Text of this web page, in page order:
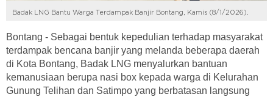
Badak LNG Bantu Warga Terdampak Banjir Bontang, Kamis (8/1/2026).
Bontang - Sebagai bentuk kepedulian terhadap masyarakat
terdampak bencana banjir yang melanda beberapa daerah
di Kota Bontang, Badak LNG menyalurkan bantuan
kemanusiaan berupa nasi box kepada warga di Kelurahan
Gunung Telihan dan Satimpo yang berbatasan langsung